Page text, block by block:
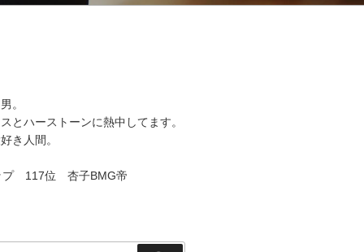
。
とハーストーンに熱中してます。
き人間。
117位 杏子BMG帝